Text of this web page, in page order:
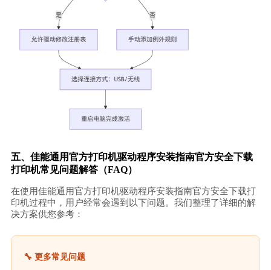
五、佳能通用官方打印机驱动程序安装指南官方安全下载
打印机常见问题解答（FAQ）
在使用佳能通用官方打印机驱动程序安装指南官方安全下载打
印机过程中，用户经常会遇到以下问题。我们整理了详细的解
决方案供您参考：
🔧 更多常见问题